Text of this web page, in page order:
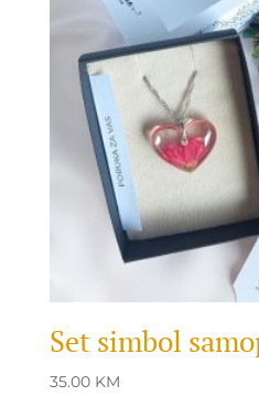
Set simbol
35.00 KM